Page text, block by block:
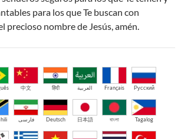
para los que Te buscan con
precioso nombre de Jesús, amén.
中文 हिंदी العربية Français Русский
فارسی Deutsch 日本語 বাংলা Tagalog